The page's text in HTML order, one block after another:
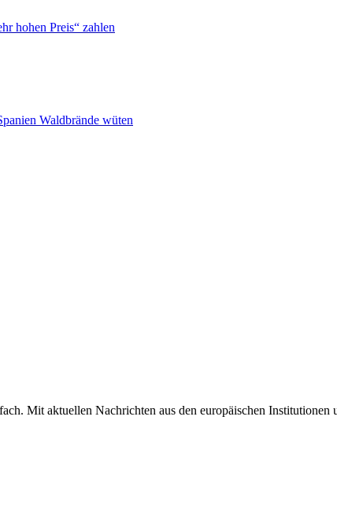
hohen Preis“ zahlen
Waldbrände wüten
Mit aktuellen Nachrichten aus den europäischen